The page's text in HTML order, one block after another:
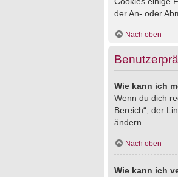
der An- oder
Nach oben
Wie kann ich
Wenn du dich
Bereich“; der
ändern.
Nach oben
Wie kann ich